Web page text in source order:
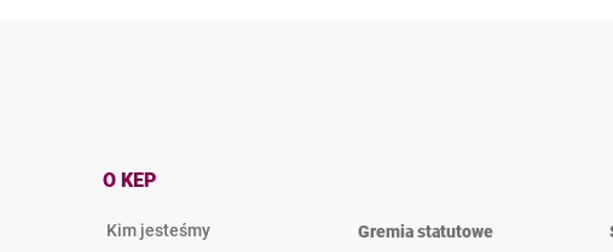
O KEP
Kim jesteśmy
Gremia statutowe